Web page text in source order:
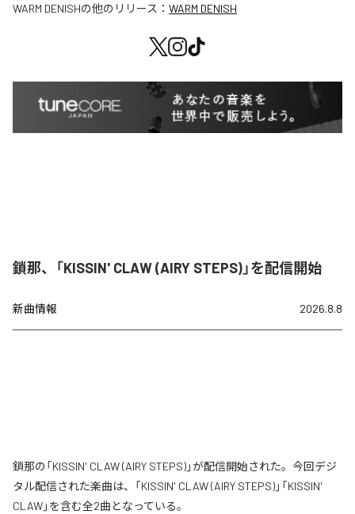
WARM DENISHの他のリリース： WARM DENISH
鎖那、「KISSIN' CLAW (AIRY STEPS)」を配信開始
新曲情報 2026.8.8
鎖那の「KISSIN' CLAW (AIRY STEPS)」が配信開始された。今回デジ
タル配信された楽曲は、「KISSIN' CLAW (AIRY STEPS)」「KISSIN'
CLAW」を含む全2曲となっている。